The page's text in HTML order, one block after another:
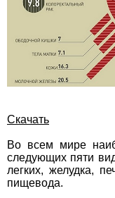
Скачать
Во всем мире
следующих пяти
легких, желудка,
пищевода.